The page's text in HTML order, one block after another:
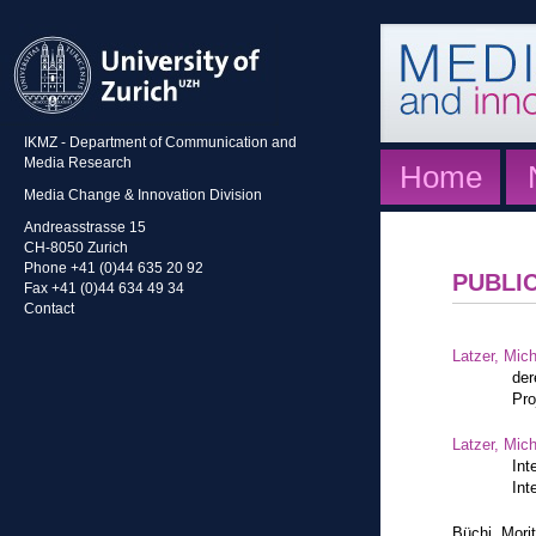
IKMZ - Department of Communication and
Media Research
Media Change & Innovation Division
Andreasstrasse 15
CH-8050 Zurich
Phone +41 (0)44 635 20 92
Fax +41 (0)44 634 49 34
Contact
Home
Latzer,
Latzer,